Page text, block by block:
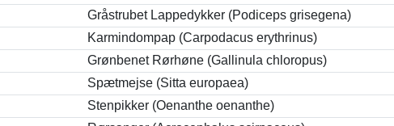
Gråstrubet Lappedykker (Podiceps grisegena)
Karmindompap (Carpodacus erythrinus)
Grønbenet Rørhøne (Gallinula chloropus)
Spætmejse (Sitta europaea)
Stenpikker (Oenanthe oenanthe)